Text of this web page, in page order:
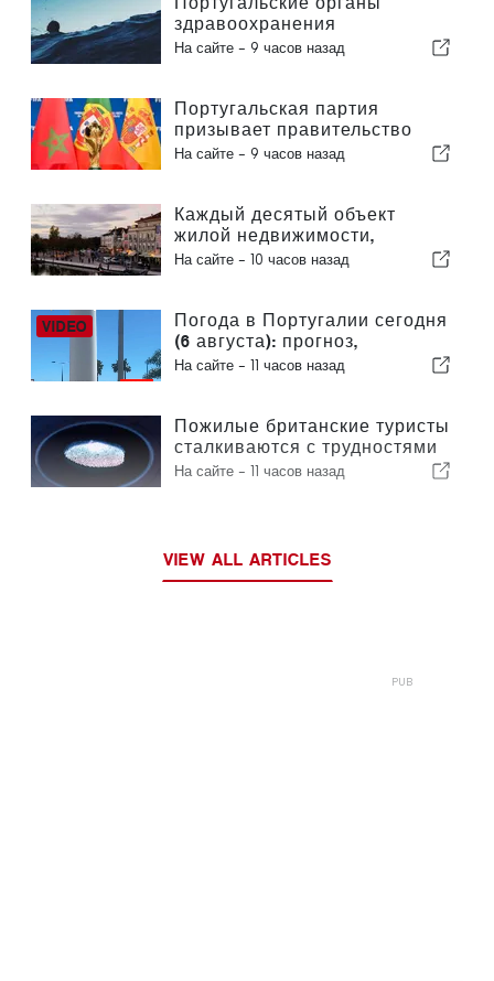
здравоохранения
предупреждают об опасности
На сайте - 9 часов назад
Португальская партия
призывает правительство
пересмотреть решение о
2030 года в связи с кризисом
вокруг Сеуты
На сайте - 9 часов назад
Каждый десятый объект
жилой недвижимости,
выставленный на продажу в
На сайте - 10 часов назад
Погода в Португалии сегодня
(6 августа): прогноз,
температура и что ожидать
На сайте - 11 часов назад
Пожилые британские туристы
сталкиваются с трудностями
в связи с введением в
На сайте - 11 часов назад
VIEW ALL ARTICLES